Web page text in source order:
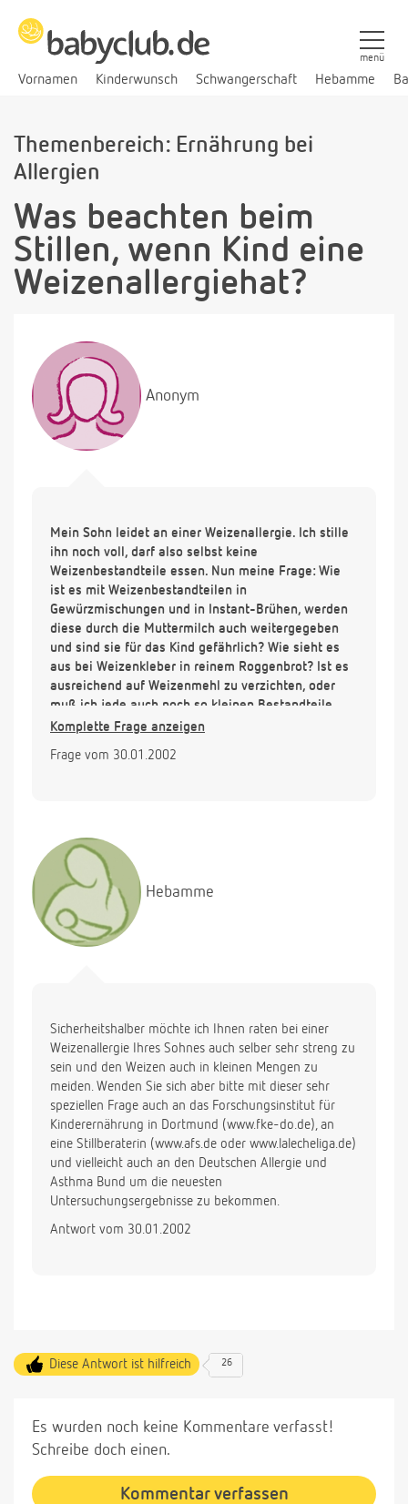
Vornamen Kinderwunsch Schwangerschaft Hebamme
menü
Themenbereich: Ernährung bei
Allergien
Was beachten beim
Stillen, wenn Kind eine
Weizenallergiehat?
Anonym
Mein Sohn leidet an einer Weizenallergie. Ich stille
ihn noch voll, darf also selbst keine
Weizenbestandteile essen. Nun meine Frage: Wie
ist es mit Weizenbestandteilen in
Gewürzmischungen und in Instant-Brühen, werden
diese durch die Muttermilch auch weitergegeben
und sind sie für das Kind gefährlich? Wie sieht es
aus bei Weizenkleber in reinem Roggenbrot? Ist es
ausreichend auf Weizenmehl zu verzichten, oder
muß ich jede auch noch so kleinen Bestandteile
meiden?
Vielen Dank für Ihre Hilfe!
Komplette Frage anzeigen
Frage vom 30.01.2002
Hebamme
Sicherheitshalber möchte ich Ihnen raten bei einer
Weizenallergie Ihres Sohnes auch selber sehr streng zu
sein und den Weizen auch in kleinen Mengen zu
meiden. Wenden Sie sich aber bitte mit dieser sehr
speziellen Frage auch an das Forschungsinstitut für
Kinderernährung in Dortmund (www.fke-do.de), an
eine Stillberaterin (www.afs.de oder www.lalecheliga.de)
und vielleicht auch an den Deutschen Allergie und
Asthma Bund um die neuesten
Untersuchungsergebnisse zu bekommen.
Antwort vom 30.01.2002
Diese Antwort ist hilfreich 26
Es wurden noch keine Kommentare verfasst!
Schreibe doch einen.
Kommentar verfassen